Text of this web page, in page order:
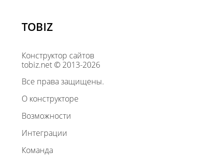
TOBIZ
Конструктор сайтов
tobiz.net © 2013-2026
Все права защищены.
О конструкторе
Возможности
Интеграции
Команда